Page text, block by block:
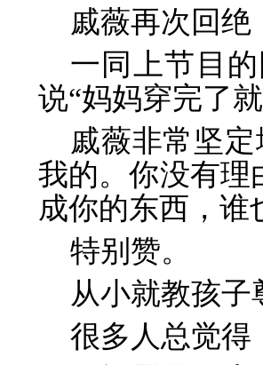
戚薇再次回绝
一同上节目
说“妈妈穿完了
戚薇非常坚
我的。你没有理
成你的东西，谁
特别赞。
从小就教孩
很多人总觉得